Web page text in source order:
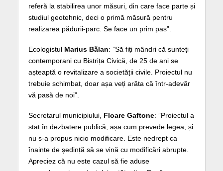
referă la stabilirea unor măsuri, din care face parte și
studiul geotehnic, deci o primă măsură pentru
realizarea pădurii-parc. Se face un prim pas”.
Ecologistul Marius Bălan: ”Să fiți mândri că sunteți
contemporani cu Bistrița Civică, de 25 de ani se
așteaptă o revitalizare a societății civile. Proiectul nu
trebuie schimbat, doar așa veți arăta că într-adevăr
vă pasă de noi”.
Secretarul municipiului, Floare Gaftone: ”Proiectul a
stat în dezbatere publică, așa cum prevede legea, și
nu s-a propus nicio modificare. Este nedrept ca
înainte de ședință să se vină cu modificări abrupte.
Apreciez că nu este cazul să fie aduse